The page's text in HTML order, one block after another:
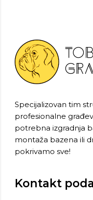
Specijalizovan tim
profesionalne
potrebna izgradnja
montaža bazena ili
pokrivamo sve!
Kontakt